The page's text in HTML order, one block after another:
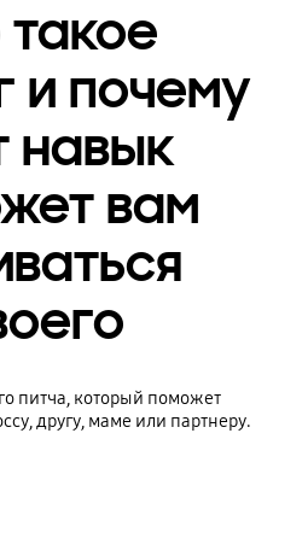
такое
и почему
навык
вам
питча, который поможет
другу, маме или партнеру.